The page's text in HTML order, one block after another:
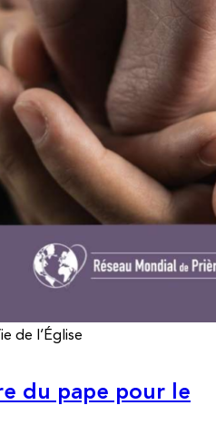
de l’Église
du pape pour le